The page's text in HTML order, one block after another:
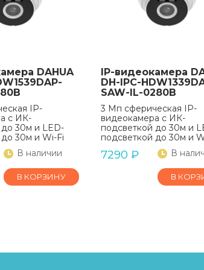
DAHUA
IP-
с ИК-
30м и LED-
30м и Wi-Fi
В наличии
В КОРЗИНУ
IP-видеокамера
DH-IPC-
SAW-IL-0280B
3 Мп сферическая IP-
видеокамера с ИК-
подсветкой до 30м и
подсветкой до 30м и
7290 ₽ В
В